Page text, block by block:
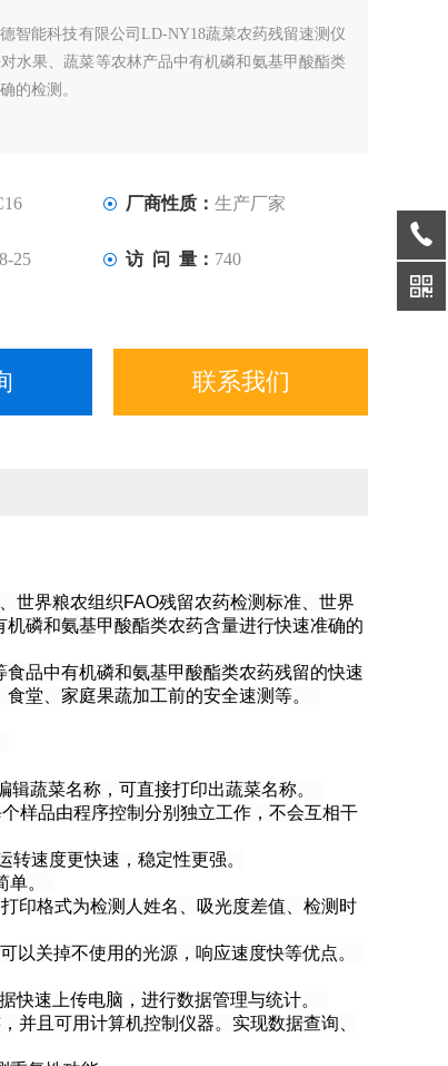
智能科技有限公司LD-NY18蔬菜农药残留速测仪
水果、蔬菜等农林产品中有机磷和氨基甲酸酯类
的检测。
厂商性质： 生产厂家
25 访 问 量： 740
联系我们
世界粮农组织FAO残留农药检测标准、世界
磷和氨基甲酸酯类农药含量进行快速准确的
品中有机磷和氨基甲酸酯类农药残留的快速
堂、家庭果蔬加工前的安全速测等。
辑蔬菜名称，可直接打印出蔬菜名称。
样品由程序控制分别独立工作，不会互相干
速度更快速，稳定性更强。
单。
印格式为检测人姓名、吸光度差值、检测时
以关掉不使用的光源，响应速度快等优点。
快速上传电脑，进行数据管理与统计。
并且可用计算机控制仪器。实现数据查询、